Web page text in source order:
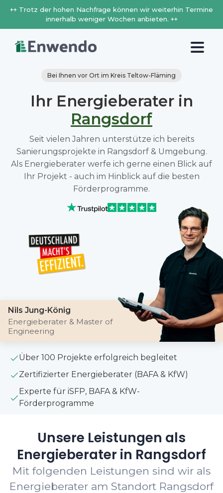
++ Trotz der hohen Nachfrage können wir weiterhin Termine
innerhalb weniger Wochen anbieten. ++
Bei Ihnen vor Ort im Kreis Teltow-Fläming
Ihr Energieberater in
Rangsdorf
Seit vielen Jahren unterstütze ich bereits
Sanierungsprojekte in Rangsdorf & Umgebung.
Als Energieberater werfe ich gerne einen Blick auf
Ihr Projekt - auch im Hinblick auf die besten
Förderprogramme.
Nils Jung-König
Energieberater & Master of
Engineering
Über 100 Projekte erfolgreich begleitet
Zertifizierter Energieberater (BAFA & KfW)
Experte für iSFP, BAFA & KfW-
Förderprogramme
Unsere Leistungen als
Energieberater in Rangsdorf
Mit folgenden Leistungen sind wir als
Energieberater am Standort Rangsdorf